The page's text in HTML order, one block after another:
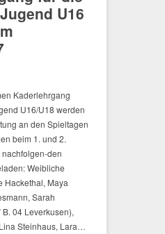
U16
Kaderlehrgang
U16/U18 werden
an den Spieltagen
beim 1. und 2.
den
Weibliche
Hackethal, Maya
Sarah
04 Leverkusen),
Steinhaus, Lara…